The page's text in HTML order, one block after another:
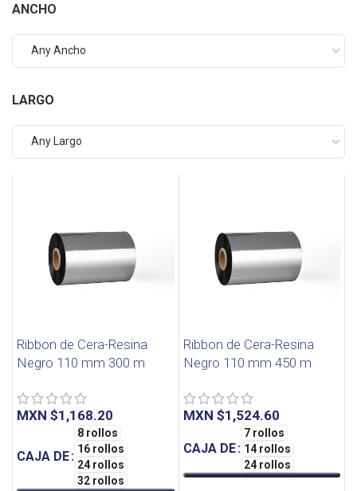
ANCHO
Any Ancho
LARGO
Any Largo
Ribbon de Cera-Resina
Negro 110 mm 300 m
MXN $
CAJA DE
8 rollos
16 rollos
24 rollos
32 rollos
Ribbon de Cera-Resina
Negro 110 mm 450 m
MXN $
CAJA DE
7 rollos
14 rollos
24 rollos